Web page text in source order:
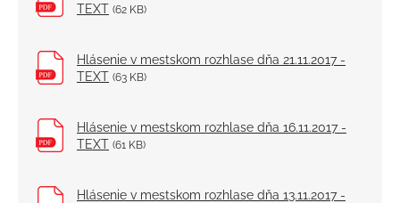
TEXT (62 KB)
Hlásenie v mestskom rozhlase dňa 21.11.2017 -
TEXT (63 KB)
Hlásenie v mestskom rozhlase dňa 16.11.2017 -
TEXT (61 KB)
Hlásenie v mestskom rozhlase dňa 13.11.2017 -